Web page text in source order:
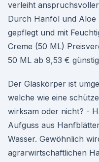
verleiht
Durch Hanföl und Aloe
gepflegt und mit
Creme (50 ML)
50 ML ab 9,53 €
Der Glaskörper ist
welche wie eine
wirksam oder nicht? -
Aufguss aus
Wasser. Gewöhnlich
agrarwirtschaftlichen